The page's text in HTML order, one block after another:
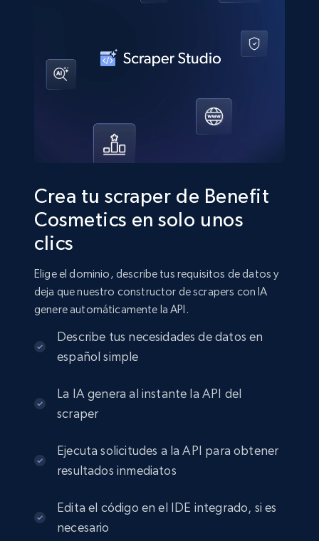
Crea tu scraper de Benefit
Cosmetics en solo unos
clics
Elige el dominio, describe tus requisitos de datos y
deja que nuestro constructor de scrapers con IA
genere automáticamente la API.
Describe tus necesidades de datos en
español simple
La IA genera al instante la API del
scraper
Ejecuta solicitudes a la API para obtener
resultados inmediatos
Edita el código en el IDE integrado, si es
necesario